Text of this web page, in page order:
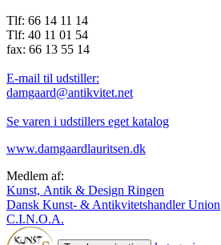
Tlf: 66 14 11 14
Tlf: 40 11 01 54
fax: 66 13 55 14
E-mail til udstiller:
damgaard@antikvitet.net
Se varen i udstillers eget katalog
www.damgaardlauritsen.dk
Medlem af:
Kunst, Antik & Design Ringen
Dansk Kunst- & Antikvitetshandler Union
C.I.N.O.A.